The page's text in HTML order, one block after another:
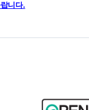
니다.